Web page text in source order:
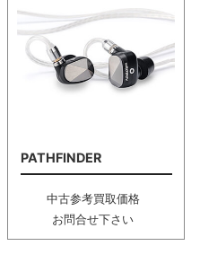
PATHFINDER
中古参考買取価格
お問合せ下さい